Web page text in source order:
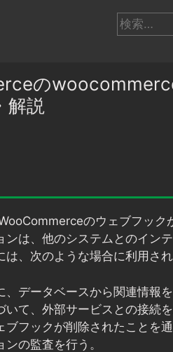
検
索:
の
解説
のウェブフック
は、他のシステムとのイン
、次のような場合に利用され
データベースから関連情報
て、外部サービスとの接続を
フックが削除されたことを通
の監査を行う。